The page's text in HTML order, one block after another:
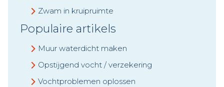
Zwam in kruipruimte
Populaire artikels
Muur waterdicht maken
Opstijgend vocht / verzekering
Vochtproblemen oplossen